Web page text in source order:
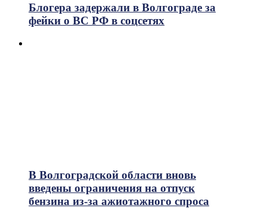
Блогера задержали в Волгограде за
фейки о ВС РФ в соцсетях
В Волгоградской области вновь
введены ограничения на отпуск
бензина из-за ажиотажного спроса